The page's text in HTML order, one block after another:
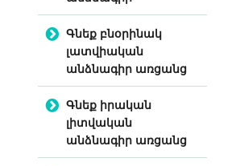
Գնեք բնօրինակ
լատվիական
անձնագիր առցանց
Գնեք իրական
լիտվական
անձնագիր առցանց